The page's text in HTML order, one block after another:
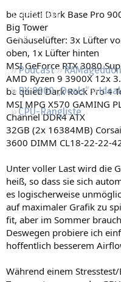
Leserartikel
Regeln
Podcast RAMageddon
RX 9000 „Deals“
CPU-Rangliste
be quiet! Dark Base Pro
Big Tower
Gehäuselüfter: 3x Lüfter
oben, 1x Lüfter hinten
MSI GeForce RTX 3080
AMD Ryzen 9 3900X 12x
be quiet! Dark Rock Pro 4
MSI MPG X570 GAMING
Channel DDR4 ATX
32GB (2x 16384MB)
3600 DIMM CL18-22-22-
Unter voller Last wird die
heiß, so dass sie sich
es logischerweise
auf maximaler Grafik zu
fit, aber im Sommer
Deswegen probiere ich
hoffentlich besserem
Während einem